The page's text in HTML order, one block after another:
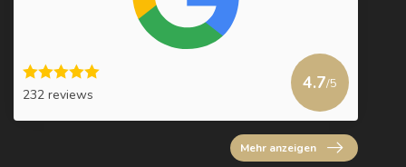
232 reviews
4.7/5
Mehr anzeigen